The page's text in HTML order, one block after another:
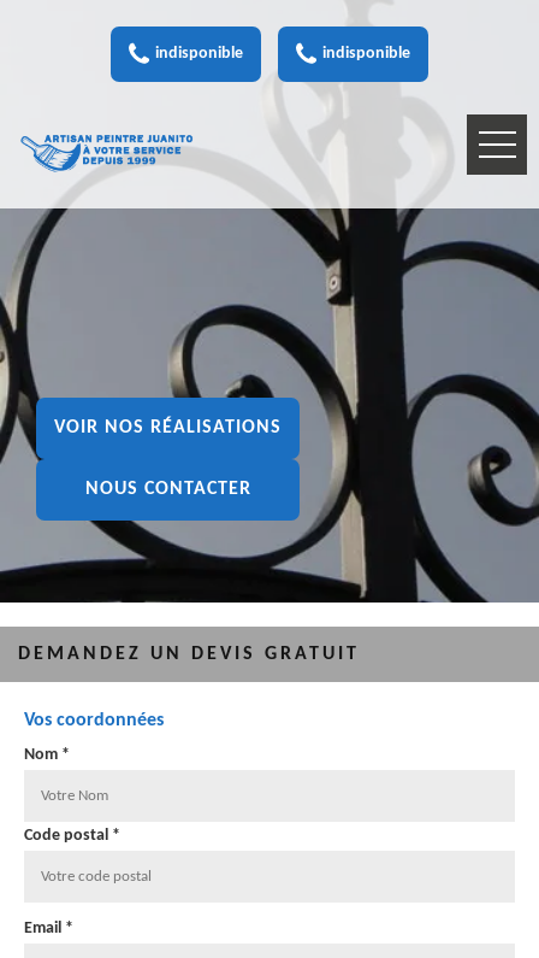
indisponible indisponible
VOIR NOS RÉALISATIONS
NOUS CONTACTER
DEMANDEZ UN DEVIS GRATUIT
Vos coordonnées
Nom *
Code postal *
Email *